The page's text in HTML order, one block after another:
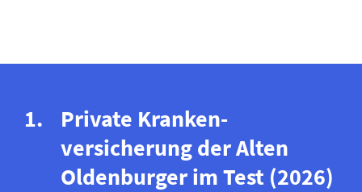
Private Kranken­
versicherung der Alten
Oldenburger im Test (2026)